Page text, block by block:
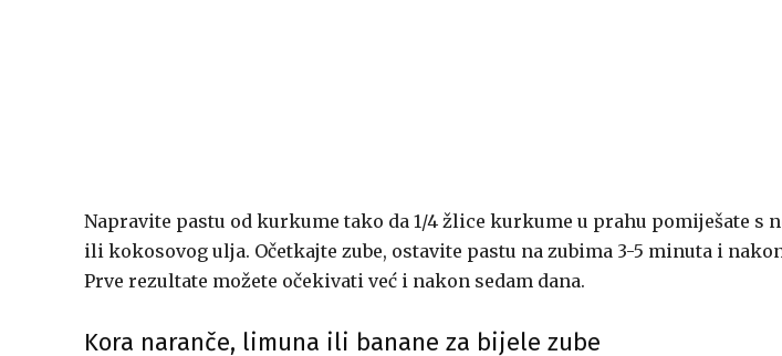
Napravite pastu od kurkume tako da 1/4 žlice kurkume u prahu pomiješate
ili kokosovog ulja. Očetkajte zube, ostavite pastu na zubima 3-5 minuta i
Prve rezultate možete očekivati već i nakon sedam dana.
Kora naranče, limuna ili banane za bijele zube